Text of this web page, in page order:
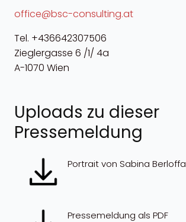
office@bsc-consulting.at
Tel. +436642307506
Zieglergasse 6 /1/ 4a
A-1070 Wien
Uploads zu dieser
Pressemeldung
Portrait von Sabina Berloffa
Pressemeldung als PDF